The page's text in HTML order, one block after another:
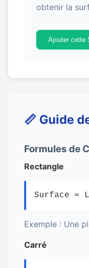
obtenir la
Ajouter cette
📏 Guide
Formules de
Rectangle
Surface =
Exemple : Une
Carré